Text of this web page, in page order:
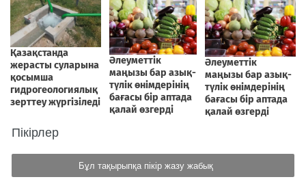
Пікірлер
Бұл тақырыпқа пікір жазу жабық